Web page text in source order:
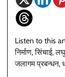
Listen to this
निर्माण, सिंचाई,
जलागम प्रबन्धन,